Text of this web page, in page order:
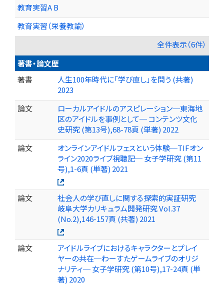
教育実習A B
教育実習（栄養教諭）
全件表示（6件）
著書・論文歴
著書
人生100年時代に「学び直し」を問う (共著)
2023
論文
ローカルアイドルのアスピレーション─東海地
区のアイドルを事例として─ コンテンツ文化
史研究 (第13号),68-78頁 (単著) 2022
論文
オンラインアイドルフェスという体験─TIFオン
ライン2020ライブ視聴記─ 女子学研究 (第11
号),1-6頁 (単著) 2021
論文
社会人の学び直しに関する探索的実証研究
岐阜大学カリキュラム開発研究 Vol.37
(No.2),146-157頁 (共著) 2021
論文
アイドルライブにおけるキャラクターとプレイ
ヤーの共在─わーすたゲームライブのオリジ
ナリティ─ 女子学研究 (第10号),17-24頁 (単
著) 2020